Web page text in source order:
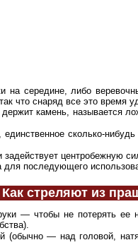
на середине, либо
снаряд все это время
камень, называется
сколько-
задействует
последующего
Как стреляют из
— чтобы не потерять
— над головой,